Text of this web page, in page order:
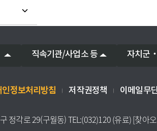
직속기관/사업소 등 자치군
인정보처리방침 저작권정책 이메일무
정각로 29(구월동) TEL:(032)120 (유료) [찾아